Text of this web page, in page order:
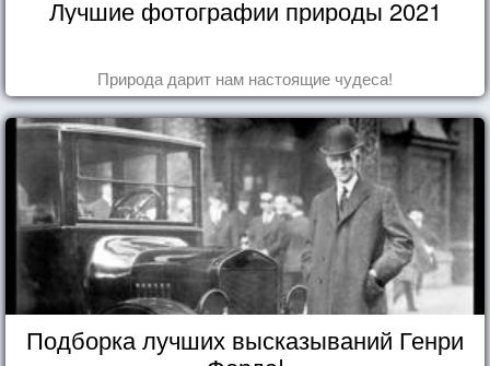
Лучшие фотографии природы 2021
Природа дарит нам настоящие чудеса!
Подборка лучших высказываний Генри